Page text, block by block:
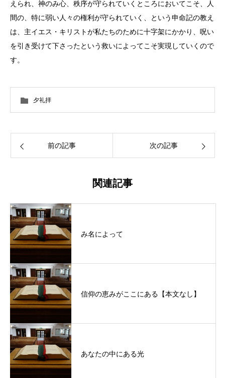
えられ、神のみ心、秩序が守られていくところにおいてこそ、人
間の、特に弱い人々の権利が守られていく、という申命記の教え
は、主イエス・キリストが私たちのために十字架にかかり、呪い
を引き受けて下さったという救いによってこそ実現していくので
す。
夕礼拝
前の記事 次の記事
関連記事
み名によって
信仰の恵みがここにある【本文なし】
あなたの中にある光